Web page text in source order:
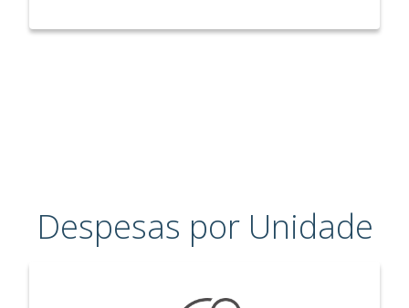
Despesas por Unidade